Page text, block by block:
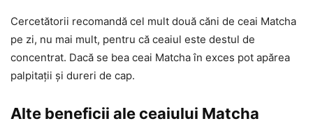
Cercetătorii recomandă cel mult două căni de ceai Matcha
pe zi, nu mai mult, pentru că ceaiul este destul de
concentrat. Dacă se bea ceai Matcha în exces pot apărea
palpitații și dureri de cap.
Alte beneficii ale ceaiului Matcha